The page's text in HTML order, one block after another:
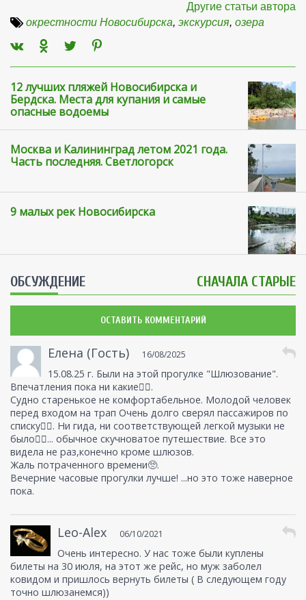
Другие статьи автора
окрестности Новосибирска, экскурсия, озера
12 лучших пляжей Новосибирска и
Бердска. Места для купания и самые
опасные водоемы
Москва и Калининград летом 2021 года.
Часть последняя. Светлогорск
9 малых рек Новосибирска
ОБСУЖДЕНИЕ СНАЧАЛА СТАРЫЕ
ОСТАВИТЬ КОММЕНТАРИЙ
Елена (Гость) 16/08/2025
15.08.25 г. Были на этой прогулке "Шлюзование".
Впечатления пока ни какие🤷‍♀️.
Судно старенькое не комфортабельное. Молодой человек
перед входом на трап Очень долго сверял пассажиров по
списку🤦‍♀️. Ни гида, ни соответствующей легкой музыки не
было🤷‍♀️... обычное скучноватое путешествие. Все это
видела не раз,конечно кроме шлюзов.
Жаль потраченного времени🥺.
Вечерние часовые прогулки лучше! ...но это тоже наверное
пока.
Leo-Alex 06/10/2021
Очень интересно. У нас тоже были куплены
билеты на 30 июля, на этот же рейс, но муж заболел
ковидом и пришлось вернуть билеты ( В следующем году
точно шлюзанемся))